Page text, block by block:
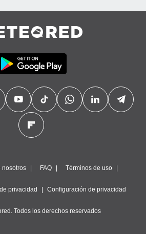
nosotros FAQ Términos de uso
privacidad Configuración de privacidad
Todos los derechos reservados